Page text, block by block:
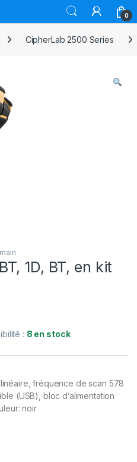
0
CipherLab 2500 Series
1D, BT, en kit
: 8 en stock
fréquence de scan 578
(USB), bloc d’alimentation
noir